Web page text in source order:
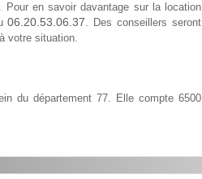
en savoir davantage sur la location
06.20.53.06.37. Des conseillers seront
votre situation.
du département 77. Elle compte 6500